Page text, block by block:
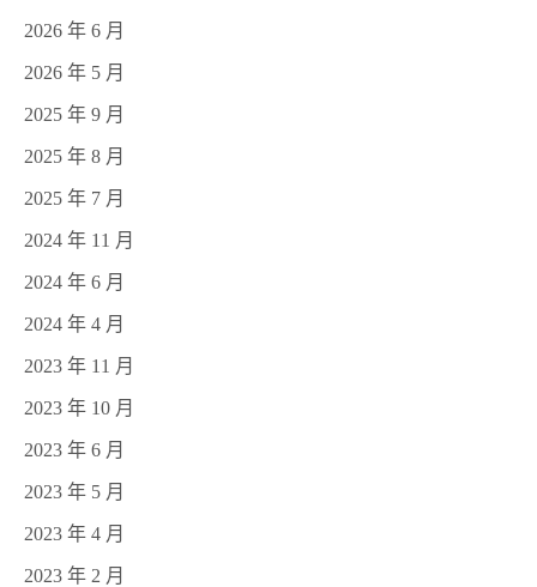
2026 年 6 月
2026 年 5 月
2025 年 9 月
2025 年 8 月
2025 年 7 月
2024 年 11 月
2024 年 6 月
2024 年 4 月
2023 年 11 月
2023 年 10 月
2023 年 6 月
2023 年 5 月
2023 年 4 月
2023 年 2 月